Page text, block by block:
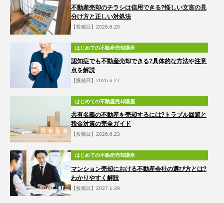
不動産売却のチラシは信用できる?怪しい文言の見
分け方と正しい対処法
【投稿日】2026.6.20
はじめての不動産売却講座
認知症でも不動産売却できる?具体的な方法や注意
点を解説
【投稿日】2026.6.27
はじめての不動産売却講座
共有名義の不動産を売却するには?トラブル回避と
税金対策の完全ガイド
【投稿日】2026.6.23
はじめての不動産売却講座
マンション売却における不動産会社の選び方とは?
わかりやすく解説
【投稿日】2027.1.29